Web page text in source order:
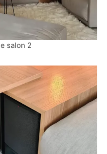
salon 2